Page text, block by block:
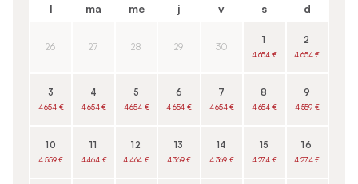
l ma me j v s d
26 27 28 29 30
1
4 654 €
2
4 654 €
3
4 654 €
4
4 654 €
5
4 654 €
6
4 654 €
7
4 654 €
8
4 654 €
9
4 559 €
10
4 559 €
11
4 464 €
12
4 464 €
13
4 369 €
14
4 369 €
15
4 274 €
16
4 274 €